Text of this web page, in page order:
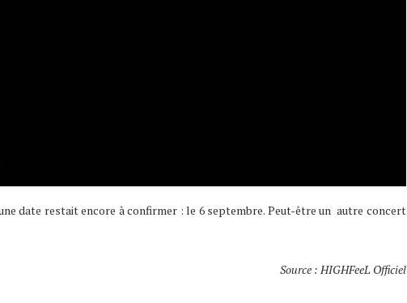
date restait encore à confirmer : le 6 septembre. Peut-être un autre concert
Source : HIGHFeeL Officiel